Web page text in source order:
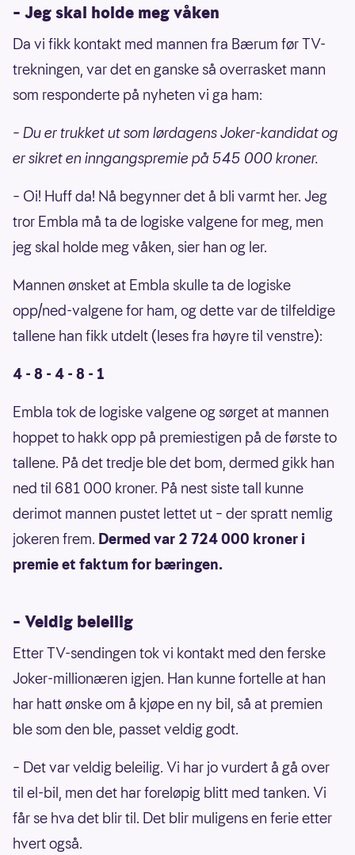
– Jeg skal holde meg våken
Da vi fikk kontakt med mannen fra Bærum før TV-
trekningen, var det en ganske så overrasket mann
som responderte på nyheten vi ga ham:
– Du er trukket ut som lørdagens Joker-kandidat og
er sikret en inngangspremie på 545 000 kroner.
– Oi! Huff da! Nå begynner det å bli varmt her. Jeg
tror Embla må ta de logiske valgene for meg, men
jeg skal holde meg våken, sier han og ler.
Mannen ønsket at Embla skulle ta de logiske
opp/ned-valgene for ham, og dette var de tilfeldige
tallene han fikk utdelt (leses fra høyre til venstre):
4 - 8 - 4 - 8 - 1
Embla tok de logiske valgene og sørget at mannen
hoppet to hakk opp på premiestigen på de første to
tallene. På det tredje ble det bom, dermed gikk han
ned til 681 000 kroner. På nest siste tall kunne
derimot mannen pustet lettet ut – der spratt nemlig
jokeren frem. Dermed var 2 724 000 kroner i
premie et faktum for bæringen.
– Veldig beleilig
Etter TV-sendingen tok vi kontakt med den ferske
Joker-millionæren igjen. Han kunne fortelle at han
har hatt ønske om å kjøpe en ny bil, så at premien
ble som den ble, passet veldig godt.
– Det var veldig beleilig. Vi har jo vurdert å gå over
til el-bil, men det har foreløpig blitt med tanken. Vi
får se hva det blir til. Det blir muligens en ferie etter
hvert også.